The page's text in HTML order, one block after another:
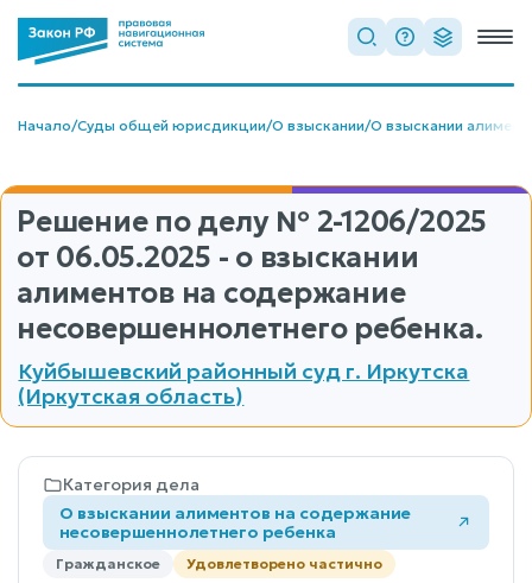
Начало/Суды общей юрисдикции/О взыскании/О взыскании
Решение по делу № 2-1206/2025
от 06.05.2025 - о взыскании
алиментов на содержание
несовершеннолетнего ребенка.
Куйбышевский районный суд г. Иркутска
(Иркутская область)
Категория дела
О взыскании алиментов на содержание
несовершеннолетнего ребенка
Гражданское Удовлетворено частично